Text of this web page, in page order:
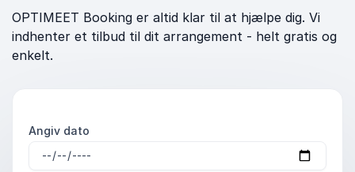
OPTIMEET Booking er altid klar til at hjælpe dig. Vi
indhenter et tilbud til dit arrangement - helt gratis og
enkelt.
Angiv dato